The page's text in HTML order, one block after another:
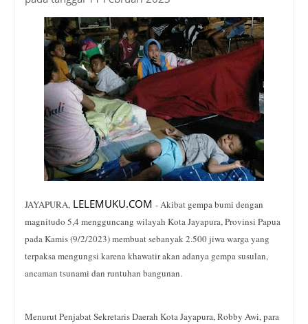
JAYAPURA, LELEMUKU.COM - Akibat gempa bumi dengan
magnitudo 5,4 mengguncang wilayah Kota Jayapura, Provinsi Papua
pada Kamis (9/2/2023) membuat sebanyak 2.500 jiwa warga yang
terpaksa mengungsi karena khawatir akan adanya gempa susulan,
ancaman tsunami dan runtuhan bangunan.
Menurut Penjabat Sekretaris Daerah Kota Jayapura, Robby Awi, para